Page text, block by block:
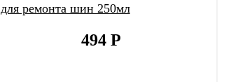
для ремонта шин 250мл
494Р